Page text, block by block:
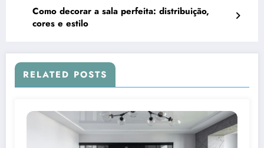
Como decorar a sala perfeita: distribuição,
cores e estilo
RELATED POSTS